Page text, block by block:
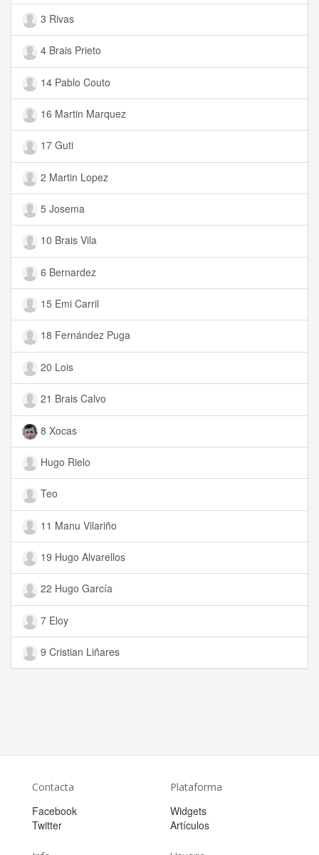
3 Rivas
4 Brais Prieto
14 Pablo Couto
16 Martin Marquez
17 Guti
2 Martin Lopez
5 Josema
10 Brais Vila
6 Bernardez
15 Emi Carril
18 Fernández Puga
20 Lois
21 Brais Calvo
8 Xocas
Hugo Rielo
Teo
11 Manu Vilariño
19 Hugo Alvarellos
22 Hugo García
7 Eloy
9 Cristian Liñares
Contacta
Facebook
Twitter
Plataforma
Widgets
Artículos